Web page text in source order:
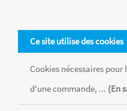
Ce site utilise des cookies
Cookies nécessaires
d'une commande, ... (En